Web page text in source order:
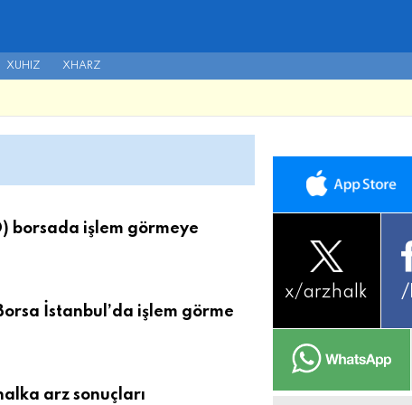
XUHIZ XHARZ
borsada işlem görmeye
İstanbul’da işlem görme
arz sonuçları
x/arzhalk /